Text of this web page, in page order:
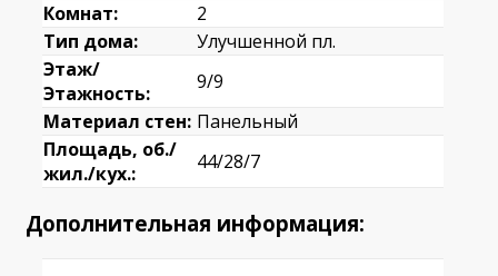
Комнат:
2
Тип дома:
Улучшенной пл.
Этаж/
Этажность:
9/9
Материал стен: Панельный
Площадь, об./
жил./кух.:
44/28/7
Дополнительная информация: